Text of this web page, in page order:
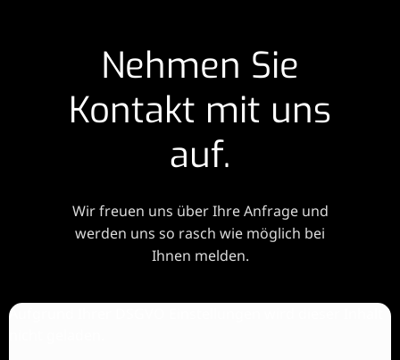
Nehmen Sie
Kontakt mit uns
auf.
Wir freuen uns über Ihre Anfrage und
werden uns so rasch wie möglich bei
Ihnen melden.
Aufgrund Ihrer DSGVO Einstellungen wird dieser Inhalt